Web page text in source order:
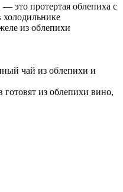
это протертая облепиха с
холодильнике
из облепихи
чай из облепихи и
из облепихи вино,